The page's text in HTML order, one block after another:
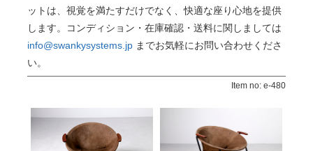
ットは、視覚を満たすだけでなく、快適な座り心地を提供
します。コンディション・在庫確認・送料に関しましては
info@swankysystems.jp までお気軽にお問い合わせくださ
い。
Item no: e-480